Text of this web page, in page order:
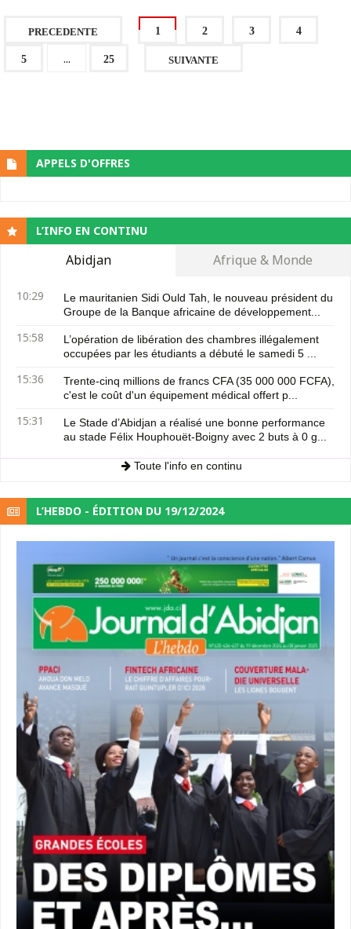
PRECEDENTE 1 2 3 4
5 ... 25 SUIVANTE
APPELS D'OFFRES
L’INFO EN CONTINU
Abidjan Afrique & Monde
10:29
Le mauritanien Sidi Ould Tah, le nouveau président du
Groupe de la Banque africaine de développement...
15:58
L’opération de libération des chambres illégalement
occupées par les étudiants a débuté le samedi 5 ...
15:36
Trente-cinq millions de francs CFA (35 000 000 FCFA),
c'est le coût d'un équipement médical offert p...
15:31
Le Stade d’Abidjan a réalisé une bonne performance
au stade Félix Houphouët-Boigny avec 2 buts à 0 g...
Toute l'info en continu
L’HEBDO - ÉDITION DU 19/12/2024